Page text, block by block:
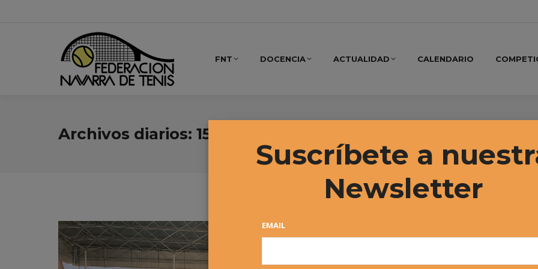
FNT DOCENCIA ACTUALIDAD CALENDARIO
Archivos diarios: 15 febrero, 2021
Suscríbete a
Newsletter
EMAIL